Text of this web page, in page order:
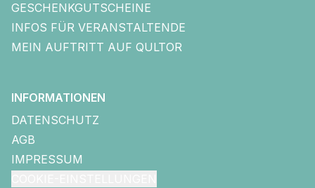
GESCHENKGUTSCHEINE
INFOS FÜR VERANSTALTENDE
MEIN AUFTRITT AUF QULTOR
INFORMATIONEN
DATENSCHUTZ
AGB
IMPRESSUM